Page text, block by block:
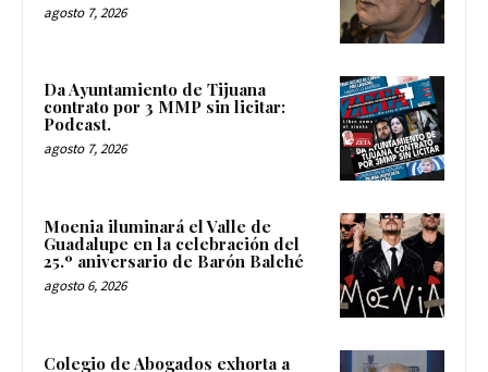
agosto 7, 2026
Da Ayuntamiento de Tijuana
contrato por 3 MMP sin licitar:
Podcast.
agosto 7, 2026
Moenia iluminará el Valle de
Guadalupe en la celebración del
25.º aniversario de Barón Balché
agosto 6, 2026
Colegio de Abogados exhorta a